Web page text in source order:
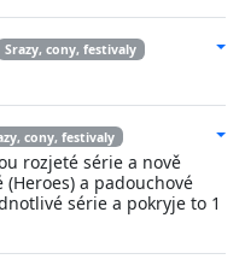
Srazy, cony, festivaly
cony, festivaly
rozjeté série a nově
a padouchové
série a pokryje to 1